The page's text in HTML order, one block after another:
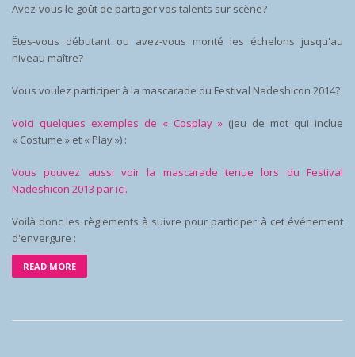
Avez-vous le goût de partager vos talents sur scène?
Êtes-vous débutant ou avez-vous monté les échelons jusqu'au
niveau maître?
Vous voulez participer à la mascarade du Festival Nadeshicon 2014?
Voici quelques exemples de « Cosplay » (jeu de mot qui inclue
« Costume » et « Play ») :
Vous pouvez aussi voir la mascarade tenue lors du Festival
Nadeshicon 2013 par ici.
Voilà donc les règlements à suivre pour participer à cet événement
d'envergure :
READ MORE